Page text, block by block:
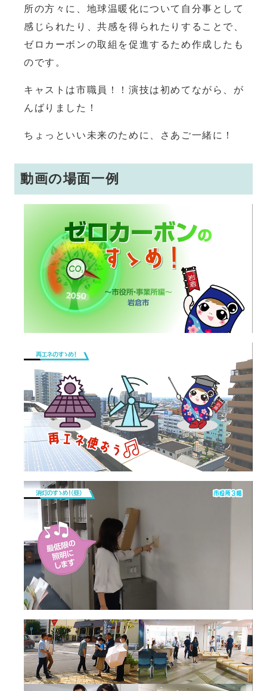
所の方々に、地球温暖化について自分事として
感じられたり、共感を得られたりすることで、
ゼロカーボンの取組を促進するため作成したも
のです。
キャストは市職員！！演技は初めてながら、が
んばりました！
ちょっといい未来のために、さあご一緒に！
動画の場面一例